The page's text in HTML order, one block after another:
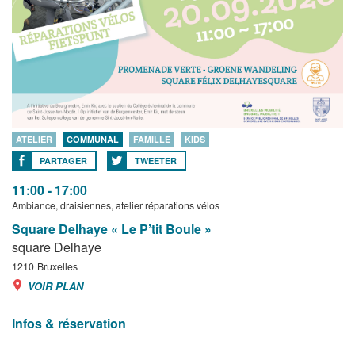
ATELIER COMMUNAL FAMILLE
KIDS
PARTAGER
TWEETER
11:00 - 17:00
Ambiance, draisiennes, atelier réparations vélos
Square Delhaye « Le P’tit Boule »
square Delhaye
1210 Bruxelles
VOIR PLAN
Infos & réservation